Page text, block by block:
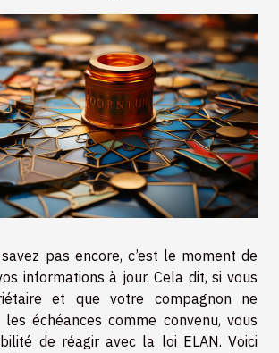
pas encore, c’est le moment de
informations à jour. Cela dit, si vous
et que votre compagnon ne
échéances comme convenu, vous
de réagir avec la loi ELAN. Voici